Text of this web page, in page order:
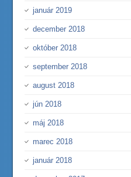
január 2019
december 2018
október 2018
september 2018
august 2018
jún 2018
máj 2018
marec 2018
január 2018